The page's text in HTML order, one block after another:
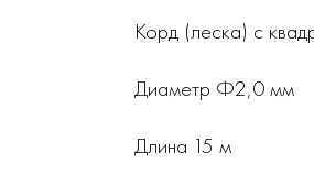
Корд (леска) с
Диаметр Ф2,0 мм
Длина 15 м